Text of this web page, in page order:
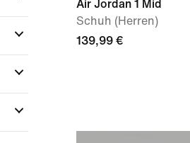
Air Jordan 1 Mid
Schuh (Herren)
139,99 €